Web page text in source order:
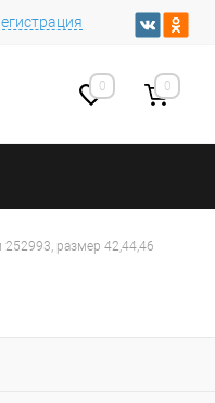
0 0
размер 42,44,46